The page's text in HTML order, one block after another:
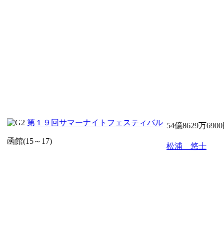
第１９回サマーナイトフェスティバル
函館(15～17)
54億8629万
松浦 悠士